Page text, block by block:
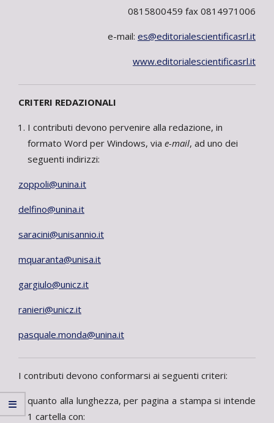
0815800459 fax 0814971006
e-mail: es@editorialescientificasrl.it
www.editorialescientificasrl.it
CRITERI REDAZIONALI
I contributi devono pervenire alla redazione, in
formato Word per Windows, via e-mail, ad uno dei
seguenti indirizzi:
zoppoli@unina.it
delfino@unina.it
saracini@unisannio.it
mquaranta@unisa.it
gargiulo@unicz.it
ranieri@unicz.it
pasquale.monda@unina.it
I contributi devono conformarsi ai seguenti criteri:
quanto alla lunghezza, per pagina a stampa si intende
1 cartella con: